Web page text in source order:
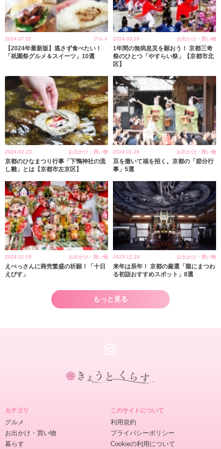
2024.07.02 グルメ
【2024年最新版】逃さず食べたい！
「祇園祭グルメ＆スイーツ」10選
2024.03.29 お出かけ・買い物
1年間の無病息災を願おう！ 京都三奇
祭のひとつ「やすらい祭」【京都市北
区】
2024.02.23 お出かけ・買い物
京都のひなまつり行事「下鴨神社の流
し雛」とは【京都市左京区】
2024.01.26 お出かけ・買い物
豆を撒いて福を招く。京都の「節分行
事」5選
2024.01.05 お出かけ・買い物
えべっさんに商売繁盛の祈願！「十日
えびす」
2023.12.29 お出かけ・買い物
来年は辰年！ 京都の厳選「龍にまつわ
る初詣おすすめスポット」8選
もっと見る
カテゴリ
グルメ
お出かけ・買い物
暮らす
このサイトについて
利用規約
プライバシーポリシー
Cookieの利用について